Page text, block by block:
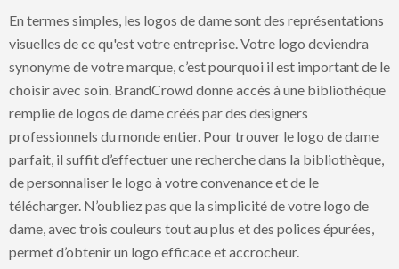
En termes simples, les logos de dame sont des représentations
visuelles de ce qu'est votre entreprise. Votre logo deviendra
synonyme de votre marque, c’est pourquoi il est important de le
choisir avec soin. BrandCrowd donne accès à une bibliothèque
remplie de logos de dame créés par des designers
professionnels du monde entier. Pour trouver le logo de dame
parfait, il suffit d’effectuer une recherche dans la bibliothèque,
de personnaliser le logo à votre convenance et de le
télécharger. N’oubliez pas que la simplicité de votre logo de
dame, avec trois couleurs tout au plus et des polices épurées,
permet d’obtenir un logo efficace et accrocheur.